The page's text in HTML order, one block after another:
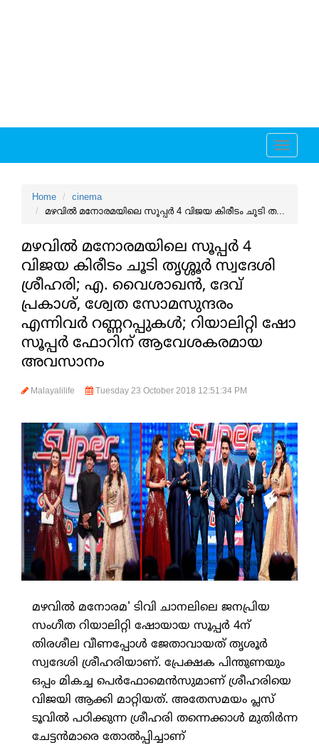
Toggle
Home
cinema
മഴവില്‍ മനോരമയിലെ സൂപ്പര്‍ 4 വിജയ കിരീടം ചൂടി ത...
മഴവില്‍ മനോരമയിലെ സൂപ്പര്‍ 4
വിജയ കിരീടം ചൂടി തൃശ്ശൂര്‍ സ്വദേശി
ശ്രീഹരി; എ. വൈശാഖന്‍, ദേവ്
പ്രകാശ്, ശ്വേത സോമസുന്ദരം
എന്നിവര്‍ റണ്ണറപ്പുകള്‍; റിയാലിറ്റി ഷോ
സൂപ്പര്‍ ഫോറിന് ആവേശകരമായ
അവസാനം
Malayalilife Tuesday 23 October 2018 12:51:34 PM
മഴവില്‍ മനോരമ' ടിവി ചാനലിലെ ജനപ്രിയ
സംഗീത റിയാലിറ്റി ഷോയായ സൂപ്പര്‍ 4ന്
തിരശീല വീണപ്പോള്‍ ജേതാവായത് തൃശൂര്‍
സ്വദേശി ശ്രീഹരിയാണ്. പ്രേക്ഷക പിന്തുണയും
ഒപ്പം മികച്ച പെര്‍ഫോമെന്‍സുമാണ് ശ്രീഹരിയെ
വിജയി ആക്കി മാറ്റിയത്. അതേസമയം പ്ലസ്
ടൂവില്‍ പഠിക്കുന്ന ശ്രീഹരി തന്നെക്കാള്‍ മുതിര്‍ന്ന
ചേട്ടന്‍മാരെ തോല്‍പ്പിച്ചാണ്